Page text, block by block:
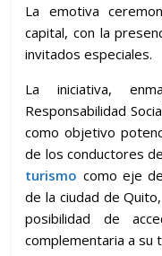
La emotiva
capital, con la
invitados especiales.
La iniciativa,
Responsabilidad
como objetivo
de los conductores
turismo como eje
de la ciudad de
posibilidad de
complementaria a su